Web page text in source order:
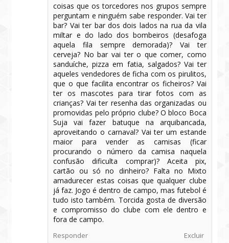
coisas que os torcedores nos grupos sempre
perguntam e ninguém sabe responder. Vai ter
bar? Vai ter bar dos dois lados na rua da vila
miltar e do lado dos bombeiros (desafoga
aquela fila sempre demorada)? Vai ter
cerveja? No bar vai ter o que comer, como
sanduíche, pizza em fatia, salgados? Vai ter
aqueles vendedores de ficha com os pirulitos,
que o que facilita encontrar os ficheiros? Vai
ter os mascotes para tirar fotos com as
crianças? Vai ter resenha das organizadas ou
promovidas pelo próprio clube? O bloco Boca
Suja vai fazer batuque na arquibancada,
aproveitando o carnaval? Vai ter um estande
maior para vender as camisas (ficar
procurando o número da camisa naquela
confusão dificulta comprar)? Aceita pix,
cartão ou só no dinheiro? Falta no Mixto
amadurecer estas coisas que qualquer clube
já faz. Jogo é dentro de campo, mas futebol é
tudo isto também. Torcida gosta de diversão
e compromisso do clube com ele dentro e
fora de campo.
Responder Excluir